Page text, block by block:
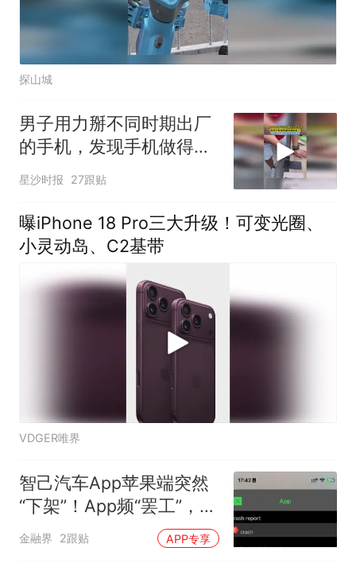
探山城
男子用力掰不同时期出厂
的手机，发现手机做得越
来越结实了，网友：这测
星沙时报 27跟贴
曝iPhone 18 Pro三大升级！可变光圈、
小灵动岛、C2基带
VDGER唯界
智己汽车App苹果端突然
“下架”！App频“罢工”，车
主为何总“罚站”
金融界 2跟贴 APP专享